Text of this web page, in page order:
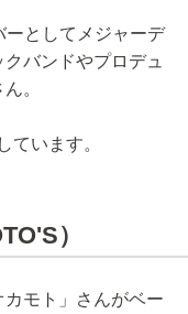
としてメジャーデ
バンドやプロデュ
。
います。
）
モト」さんがベー